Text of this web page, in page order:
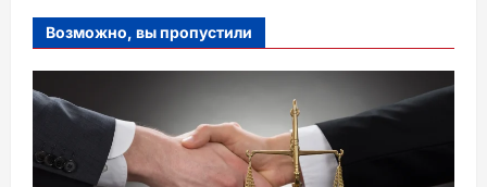
Возможно, вы пропустили